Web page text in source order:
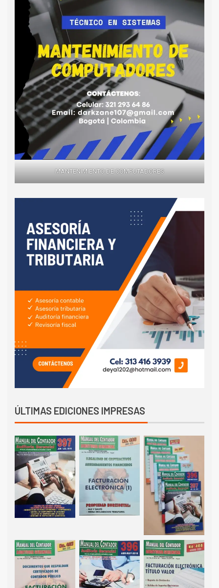
MANTENIMIENTO DE COMPUTADORES
ÚLTIMAS EDICIONES IMPRESAS